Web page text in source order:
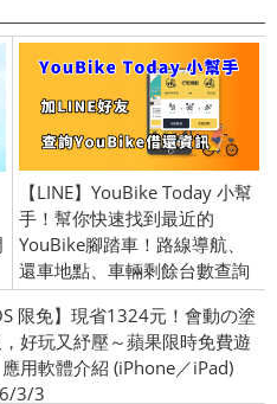
【LINE】YouBike Today 小幫
手！幫你快速找到最近的
YouBike腳踏車！路線導航、
還車地點、車輛剩餘台數查詢
限免】現省1324元！會動の塗
好玩又紓壓～蘋果限時免費遊
用軟體介紹 (iPhone／iPad)
3/3